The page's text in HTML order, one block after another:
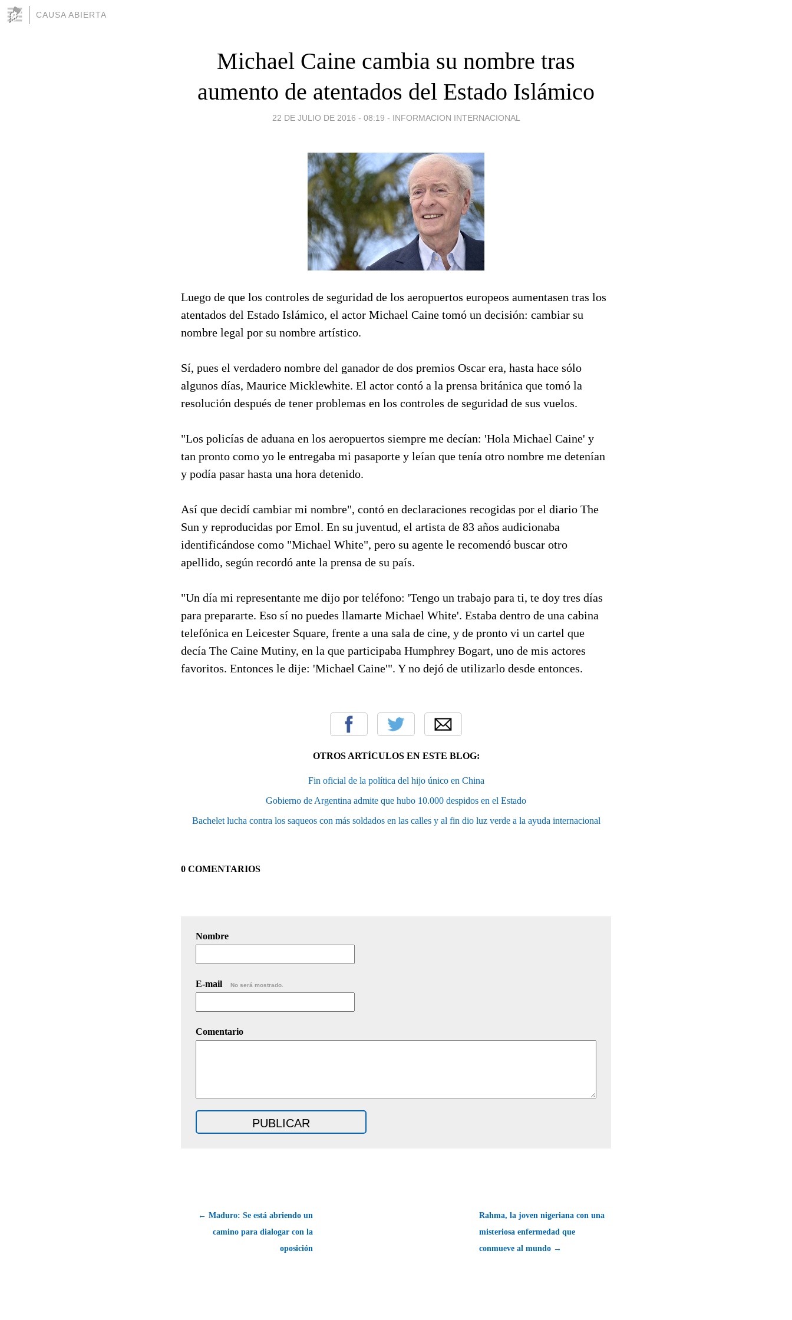
CAUSA ABIERTA
Michael Caine cambia su nombre tras
aumento de atentados del Estado Islámico
22 DE JULIO DE 2016 - 08:19 - INFORMACION INTERNACIONAL
Luego de que los controles de seguridad de los aeropuertos europeos aumentasen tras los
atentados del Estado Islámico, el actor Michael Caine tomó un decisión: cambiar su
nombre legal por su nombre artístico.
Sí, pues el verdadero nombre del ganador de dos premios Oscar era, hasta hace sólo
algunos días, Maurice Micklewhite. El actor contó a la prensa británica que tomó la
resolución después de tener problemas en los controles de seguridad de sus vuelos.
"Los policías de aduana en los aeropuertos siempre me decían: 'Hola Michael Caine' y
tan pronto como yo le entregaba mi pasaporte y leían que tenía otro nombre me detenían
y podía pasar hasta una hora detenido.
Así que decidí cambiar mi nombre", contó en declaraciones recogidas por el diario The
Sun y reproducidas por Emol. En su juventud, el artista de 83 años audicionaba
identificándose como "Michael White", pero su agente le recomendó buscar otro
apellido, según recordó ante la prensa de su país.
"Un día mi representante me dijo por teléfono: 'Tengo un trabajo para ti, te doy tres días
para prepararte. Eso sí no puedes llamarte Michael White'. Estaba dentro de una cabina
telefónica en Leicester Square, frente a una sala de cine, y de pronto vi un cartel que
decía The Caine Mutiny, en la que participaba Humphrey Bogart, uno de mis actores
favoritos. Entonces le dije: 'Michael Caine'". Y no dejó de utilizarlo desde entonces.
OTROS ARTÍCULOS EN ESTE BLOG:
Fin oficial de la política del hijo único en China
Gobierno de Argentina admite que hubo 10.000 despidos en el Estado
Bachelet lucha contra los saqueos con más soldados en las calles y al fin dio luz verde a la ayuda internacional
0 COMENTARIOS
Nombre
E-mail No será mostrado.
Comentario
← Maduro: Se está abriendo un
camino para dialogar con la
oposición
Rahma, la joven nigeriana con una
misteriosa enfermedad que
conmueve al mundo →